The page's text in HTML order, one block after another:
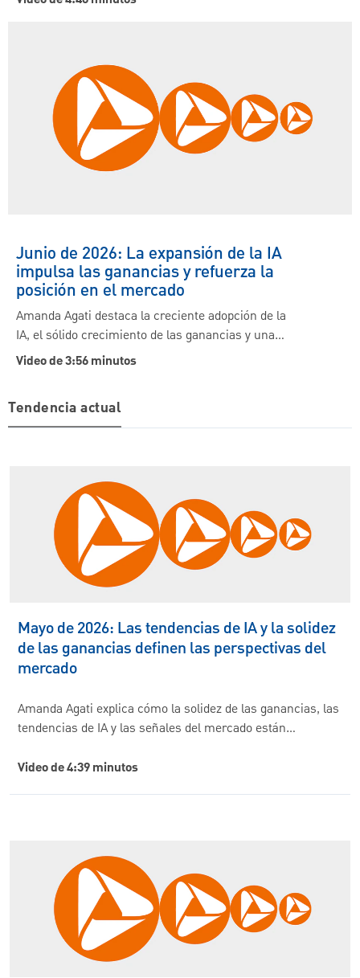
Junio de 2026: La expansión de la IA
impulsa las ganancias y refuerza la
posición en el mercado
Amanda Agati destaca la creciente adopción de la
IA, el sólido crecimiento de las ganancias y una…
Video de 3:56 minutos
Tendencia actual
Mayo de 2026: Las tendencias de IA y la solidez
de las ganancias definen las perspectivas del
mercado
Amanda Agati explica cómo la solidez de las ganancias, las
tendencias de IA y las señales del mercado están…
Video de 4:39 minutos